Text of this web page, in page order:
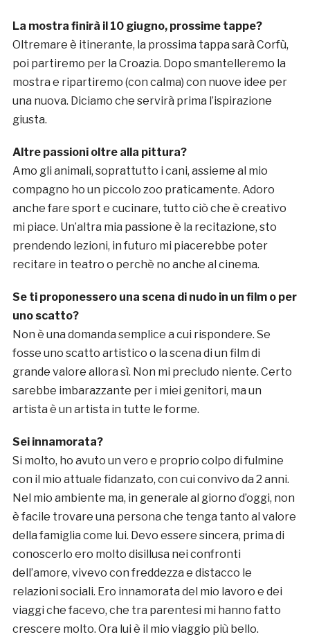
La mostra finirà il 10 giugno, prossime tappe?
Oltremare è itinerante, la prossima tappa sarà Corfù,
poi partiremo per la Croazia. Dopo smantelleremo la
mostra e ripartiremo (con calma) con nuove idee per
una nuova. Diciamo che servirà prima l’ispirazione
giusta.
Altre passioni oltre alla pittura?
Amo gli animali, soprattutto i cani, assieme al mio
compagno ho un piccolo zoo praticamente. Adoro
anche fare sport e cucinare, tutto ciò che è creativo
mi piace. Un’altra mia passione è la recitazione, sto
prendendo lezioni, in futuro mi piacerebbe poter
recitare in teatro o perchè no anche al cinema.
Se ti proponessero una scena di nudo in un film o per
uno scatto?
Non è una domanda semplice a cui rispondere. Se
fosse uno scatto artistico o la scena di un film di
grande valore allora sì. Non mi precludo niente. Certo
sarebbe imbarazzante per i miei genitori, ma un
artista è un artista in tutte le forme.
Sei innamorata?
Si molto, ho avuto un vero e proprio colpo di fulmine
con il mio attuale fidanzato, con cui convivo da 2 anni.
Nel mio ambiente ma, in generale al giorno d’oggi, non
è facile trovare una persona che tenga tanto al valore
della famiglia come lui. Devo essere sincera, prima di
conoscerlo ero molto disillusa nei confronti
dell’amore, vivevo con freddezza e distacco le
relazioni sociali. Ero innamorata del mio lavoro e dei
viaggi che facevo, che tra parentesi mi hanno fatto
crescere molto. Ora lui è il mio viaggio più bello.